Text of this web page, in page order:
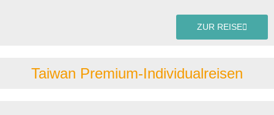
ZUR REISE
Taiwan Premium-Individualreisen